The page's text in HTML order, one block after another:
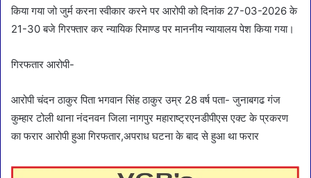
किया गया जो जुर्म करना स्वीकार करने पर आरोपी को दिनांक 27-03-2026 के
21-30 बजे गिरफ्तार कर न्यायिक रिमाण्ड पर माननीय न्यायालय पेश किया गया।
गिरफतार आरोपी-
आरोपी चंदन ठाकुर पिता भगवान सिंह ठाकुर उम्र 28 वर्ष पता- जुनाबगढ गंज
कुम्हार टोली थाना नंदनवन जिला नागपुर महाराष्ट्रएनडीपीएस एक्ट के प्रकरण
का फरार आरोपी हुआ गिरफतार,अपराध घटना के बाद से हुआ था फरार